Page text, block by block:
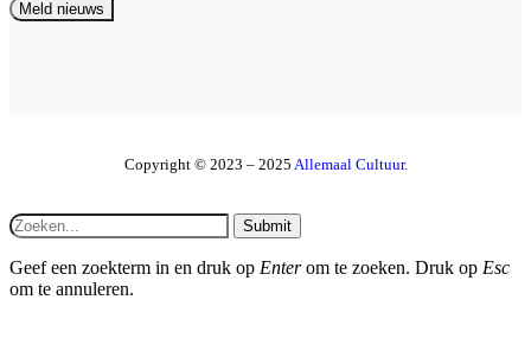
Copyright © 2023 – 2025 Allemaal Cultuur.
Submit
Geef een zoekterm in en druk op Enterom te zoeken. Druk op Esc
om te annuleren.